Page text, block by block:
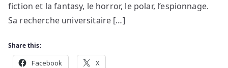
fiction et la fantasy, le horror, le polar, l’espionnage.
Sa recherche universitaire […]
Share this:
Facebook X